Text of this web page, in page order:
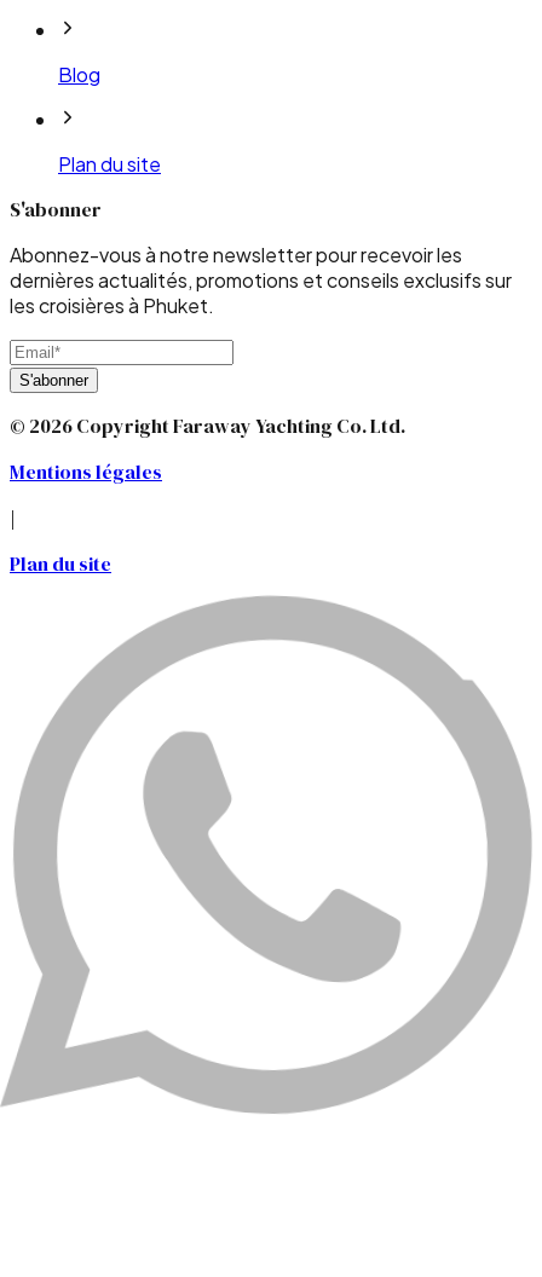
Blog
Plan du site
S'abonner
Abonnez-vous à notre newsletter pour recevoir les
dernières actualités, promotions et conseils exclusifs sur
les croisières à Phuket.
S'abonner
© 2026 Copyright Faraway Yachting Co. Ltd.
Mentions légales
|
Plan du site